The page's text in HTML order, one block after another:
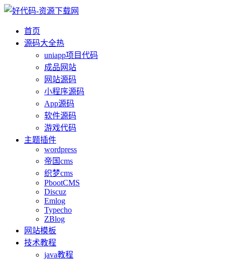
首页
源码大全热
uniapp项目代码
成品网站
网站源码
小程序源码
App源码
软件源码
游戏代码
主题插件
wordpress
帝国cms
织梦cms
PbootCMS
Discuz
Emlog
Typecho
ZBlog
网站模板
技术教程
java教程